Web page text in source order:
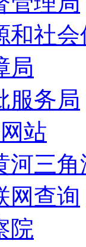
和社
局
服务局
站
河三
网查询
院